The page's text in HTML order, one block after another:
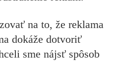
na to, že reklama
dokáže dotvoriť
sme nájsť spôsob